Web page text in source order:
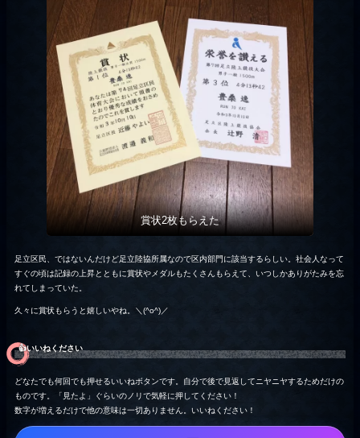
賞状2枚もらえた
足立区民、ではないんだけど足立陸協所属なので区内部門に該当するらしい。社会人なって
すぐの頃は記録の上昇とともに賞状やメダルもたくさんもらえて、いつしかありがたみを忘
れてしまっていた。
久々に賞状もらうと嬉しいやね。＼(^o^)／
👍️いいねください
どなたでも何回でも押せるいいねボタンです。自分で後で見返してニヤニヤするためだけの
ものです。「見たよ」ぐらいのノリで気軽に押してください！
数字が増えるだけで他の意味は一切ありません。いいねください！